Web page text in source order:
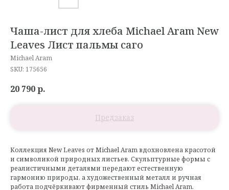
Чаша-лист для хлеба Michael Aram New
Leaves Лист пальмы саго
Michael Aram
SKU: 175656
20 790р.
Коллекция New Leaves от Michael Aram вдохновлена красотой
и символикой природных листьев. Скульптурные формы с
реалистичными деталями передают естественную
гармонию природы, а художественный металл и ручная
работа подчёркивают фирменный стиль Michael Aram.